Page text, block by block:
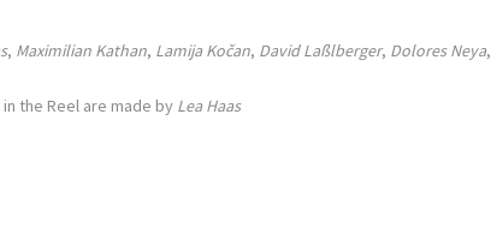
, Maximilian Kathan, Lamija Kočan, David Laßlberger, Dolores Neya,
the Reel are made by Lea Haas